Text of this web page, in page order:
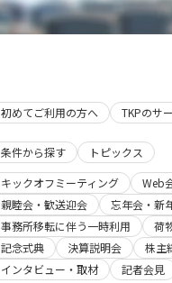
初めてご利用の方へ TKPのサ
条件から探す トピックス
キックオフミーティング Web
親睦会・歓送迎会
忘年会・新
事務所移転に伴う一時利用
荷
記念式典
決算説明会 株主
インタビュー・取材
記者会見